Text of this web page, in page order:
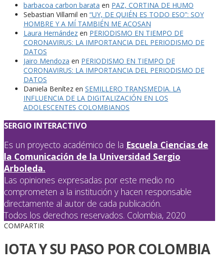
barbacoa carbon barata en PAZ, CORTINA DE HUMO
Sebastian Villamil en “UY, DE QUIÉN ES TODO ESO”: SOY
HOMBRE Y A MÍ TAMBIÉN ME ACOSAN
Laura Hernández en PERIODISMO EN TIEMPO DE
CORONAVIRUS: LA IMPORTANCIA DEL PERIODISMO DE
DATOS
Jairo Mendoza en PERIODISMO EN TIEMPO DE
CORONAVIRUS: LA IMPORTANCIA DEL PERIODISMO DE
DATOS
Daniela Benítez en SEMILLERO TRANSMEDIA. LA
INFLUENCIA DE LA DIGITALIZACIÓN EN LOS
ADOLESCENTES COLOMBIANOS
SERGIO INTERACTIVO
Es un proyecto académico de la Escuela Ciencias de
la Comunicación de la Universidad Sergio
Arboleda.
Las opiniones expresadas por este medio no
comprometen a la institución y hacen responsable
directamente al autor de cada publicación.
Todos los derechos reservados. Colombia, 2020
COMPARTIR
IOTA Y SU PASO POR COLOMBIA